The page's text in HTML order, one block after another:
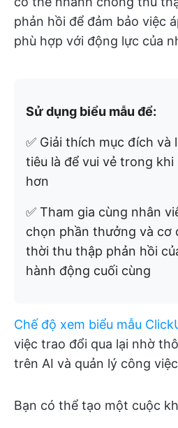
phản hồi để đảm bảo việc
phù hợp với động lực của
Sử dụng biểu mẫu để:
✅ Giải thích mục đích và
tiêu là để vui vẻ trong khi
hơn
✅ Tham gia cùng nhân
chọn phần thưởng và cơ
thời thu thập phản hồi
hành động cuối cùng
Chế độ xem biểu mẫu
việc trao đổi qua lại nhờ
trên AI và quản lý công
Bạn có thể tạo một cuộc